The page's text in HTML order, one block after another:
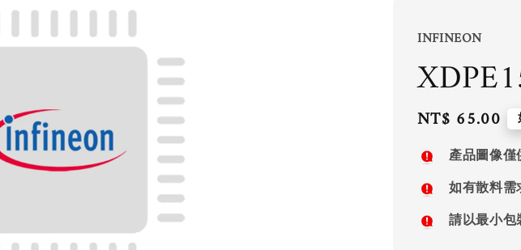
INFINEON
Regular
price
NT$ 65.00
產品圖像
如有散料
請以最小